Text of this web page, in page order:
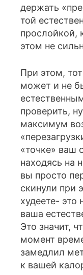
держать
той
прослойкой,
этом не
При этом,
может и не
проверить,
максимум
«точке» ваш
находясь на
вы просто
скинули при
худеете- это
ваша
Это значит,
момент
замедлил
к вашей